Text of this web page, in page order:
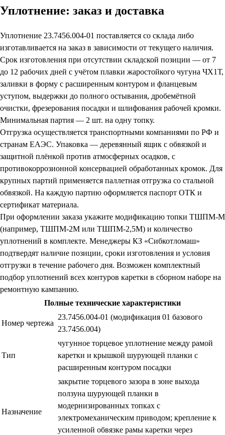
Уплотнение: заказ и доставка
Уплотнение 23.7456.004-01 поставляется со склада либо
изготавливается на заказ в зависимости от текущего наличия.
Срок изготовления при отсутствии складской позиции — от 7
до 12 рабочих дней с учётом плавки жаростойкого чугуна ЧХ1Т,
заливки в форму с расширенным контуром и фланцевым
уступом, выдержки до полного остывания, дробемётной
очистки, фрезерования посадки и шлифования рабочей кромки.
Минимальная партия — 2 шт. на одну топку.
Отгрузка осуществляется транспортными компаниями по РФ и
странам ЕАЭС. Упаковка — деревянный ящик с обвязкой и
защитной плёнкой против атмосферных осадков, с
противокоррозионной консервацией обработанных кромок. Для
крупных партий применяется паллетная отгрузка со стальной
обвязкой. На каждую партию оформляется паспорт ОТК и
сертификат материала.
При оформлении заказа укажите модификацию топки ТШПМ-М
(например, ТШПМ-2М или ТШПМ-2,5М) и количество
уплотнений в комплекте. Менеджеры КЗ «Сибкотломаш»
подтвердят наличие позиции, сроки изготовления и условия
отгрузки в течение рабочего дня. Возможен комплектный
подбор уплотнений всех контуров каретки в сборном наборе на
ремонтную кампанию.
Полные технические характеристики
Номер чертежа
23.7456.004-01 (модификация 01 базового
23.7456.004)
Тип
чугунное торцевое уплотнение между рамой
каретки и крышкой шурующей планки с
расширенным контуром посадки
Назначение
закрытие торцевого зазора в зоне выхода
ползуна шурующей планки в
модернизированных топках с
электромеханическим приводом; крепление к
усиленной обвязке рамы каретки через